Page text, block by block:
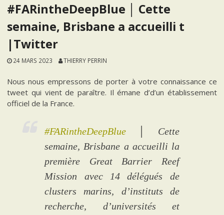
#FARintheDeepBlue │ Cette
semaine, Brisbane a accueilli t
|Twitter
24 MARS 2023 THIERRY PERRIN
Nous nous empressons de porter à votre connaissance ce
tweet qui vient de paraître. Il émane d’d’un établissement
officiel de la France.
#FARintheDeepBlue │ Cette
semaine, Brisbane a accueilli la
première Great Barrier Reef
Mission avec 14 délégués de
clusters marins, d’instituts de
recherche, d’universités et